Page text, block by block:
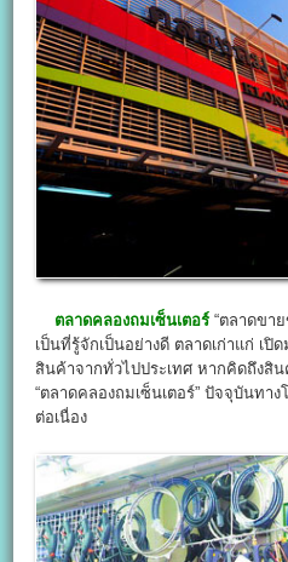
ตลาดคลองถมเซ็นเตอร์ “ตลาดขา
เป็นที่รู้จักเป็นอย่างดี ตลาดเก่าแก่ เ
สินค้าจากทั่วไปประเทศ หากคิดถึงสิ
“ตลาดคลองถมเซ็นเตอร์” ปัจจุบันทา
ต่อเนื่อง